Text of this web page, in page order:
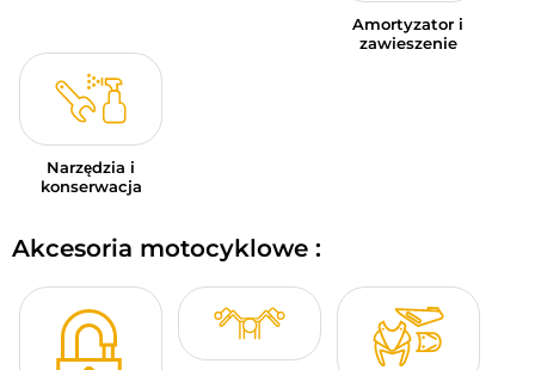
Amortyzator i
zawieszenie
Narzędzia i
konserwacja
Akcesoria motocyklowe :